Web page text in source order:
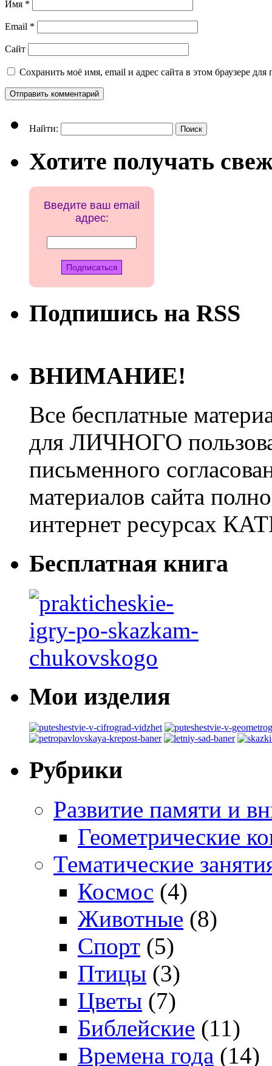
Имя *
Email *
Сайт
Сохранить моё имя, email и адрес сайта в этом браузере
Найти:
Хотите получать
Введите ваш email
адрес:
Подпишись на RSS
ВНИМАНИЕ!
Все бесплатные
для ЛИЧНОГО
письменного
материалов сайта
интернет ресурсах
Бесплатная книга
Мои изделия
Рубрики
Развитие памяти и
Геометрические
Тематические
Космос (4)
Животные (8)
Спорт (5)
Птицы (3)
Цветы (7)
Библейские (11)
Времена года (14)